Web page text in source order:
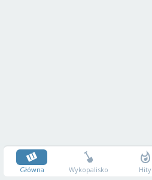
Główna Wykopalisko Hity